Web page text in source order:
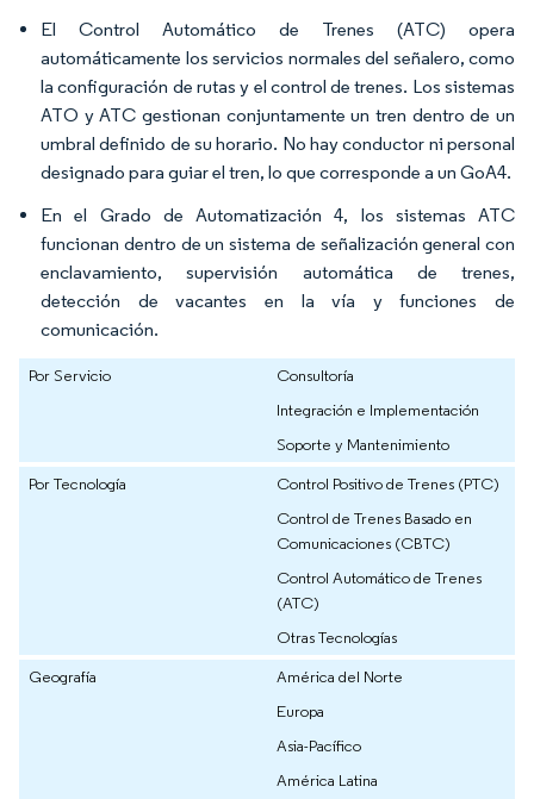
El Control Automático de Trenes (ATC) opera
automáticamente los servicios normales del señalero, como
la configuración de rutas y el control de trenes. Los sistemas
ATO y ATC gestionan conjuntamente un tren dentro de un
umbral definido de su horario. No hay conductor ni personal
designado para guiar el tren, lo que corresponde a un GoA4.
En el Grado de Automatización 4, los sistemas ATC
funcionan dentro de un sistema de señalización general con
enclavamiento, supervisión automática de trenes,
detección de vacantes en la vía y funciones de
comunicación.
Por Servicio
Consultoría
Integración e Implementación
Soporte y Mantenimiento
Por Tecnología
Control Positivo de Trenes (PTC)
Control de Trenes Basado en
Comunicaciones (CBTC)
Control Automático de Trenes
(ATC)
Otras Tecnologías
Geografía
América del Norte
Europa
Asia-Pacífico
América Latina